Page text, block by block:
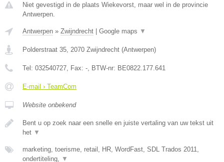
Niet gevestigd in de plaats Wiekevorst, maar wel in de provincie
Antwerpen.
Antwerpen » Zwijndrecht | Google maps ▼
Polderstraat 35 2070 Zwijndrecht (Antwerpen)
Tel: 032540727 , Fax: - , BTW-nr: BE0822.177.641
E-mail › TeamCom
Website onbekend
Bent u op zoek naar een snelle en juiste vertaling van uw tekst uit
het ▼
marketing, toerisme, retail, HR, WordFast, SDL Trados 2011,
ondertiteling,
▼